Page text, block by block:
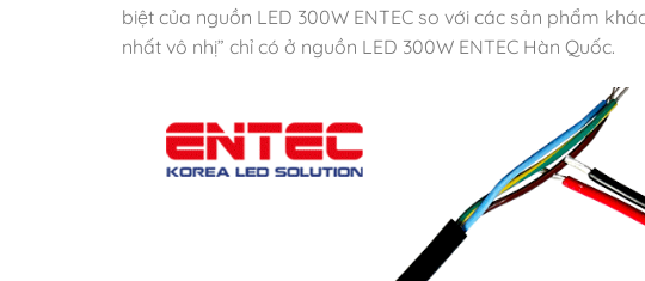
biệt của nguồn LED 300W ENTEC so với các sản phẩm
nhất vô nhị” chỉ có ở nguồn LED 300W ENTEC Hàn Quốc.